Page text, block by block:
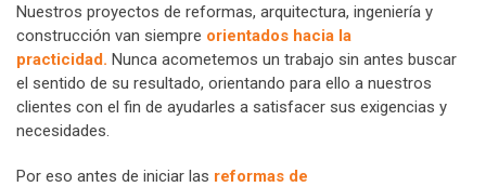
Nuestros proyectos de reformas, arquitectura, ingeniería y
construcción van siempre orientados hacia la
practicidad. Nunca acometemos un trabajo sin antes buscar
el sentido de su resultado, orientando para ello a nuestros
clientes con el fin de ayudarles a satisfacer sus exigencias y
necesidades.
Por eso antes de iniciar las reformas de